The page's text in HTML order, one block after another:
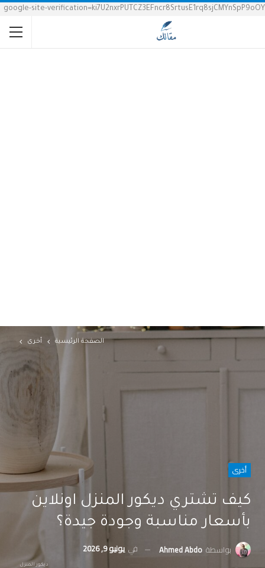
google-site-verification=ki7U2nxrPUTCZ3EFncr8SrtusE1rq8sjCMYnSpP9oOY
الصفحة الرئيسية أخرى
أخرى
كيف تشتري ديكور المنزل اونلاين
بأسعار مناسبة وجودة جيدة؟
بواسطة Ahmed Abdo في يونيو 9, 2026
ديكور المنزل